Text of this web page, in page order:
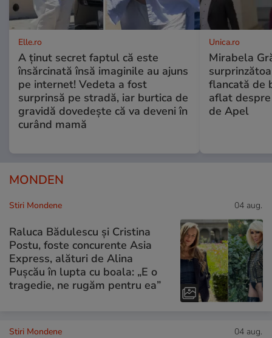
Elle.ro
A ținut secret faptul că este
însărcinată însă imaginile au ajuns
pe internet! Vedeta a fost
surprinsă pe stradă, iar burtica de
gravidă dovedește că va deveni în
curând mamă
Unica.ro
Mirabela
flancată de
aflat
de Apel
MONDEN
Stiri Mondene 04 aug.
Raluca Bădulescu și Cristina
Postu, foste concurente Asia
Express, alături de Alina
Pușcău în lupta cu boala: „E o
tragedie, ne rugăm pentru ea”
Stiri Mondene 04 aug.